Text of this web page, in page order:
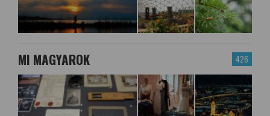
426
MI MAGYAROK